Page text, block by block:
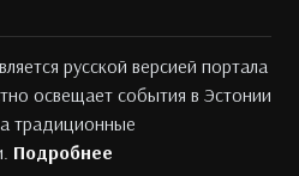
русской версией портала
освещает события в Эстонии
традиционные
Подробнее